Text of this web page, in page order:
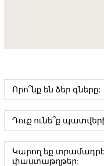
Որո՞նք են ձեր գները:
Դուք ունե՞ք
Կարող եք
փաստաթղթեր: